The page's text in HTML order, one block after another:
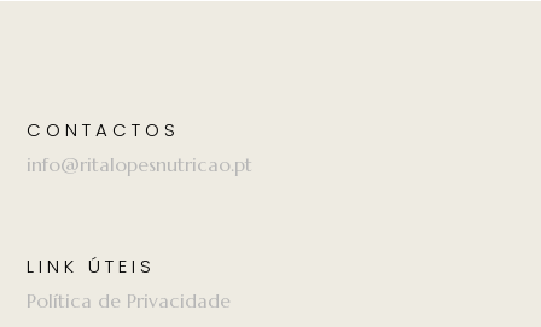
CONTACTOS
info@ritalopesnutricao.pt
LINK ÚTEIS
Política de Privacidade